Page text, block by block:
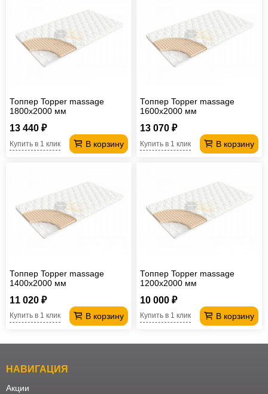
Топпер Topper massage
1800х2000 мм
13 440 ₽
В корзину
Купить в 1 клик
Топпер Topper massage
1600х2000 мм
13 070 ₽
В корзину
Купить в 1 клик
Топпер Topper massage
1400х2000 мм
11 020 ₽
В корзину
Купить в 1 клик
Топпер Topper massage
1200х2000 мм
10 000 ₽
В корзину
Купить в 1 клик
НАВИГАЦИЯ
Акции